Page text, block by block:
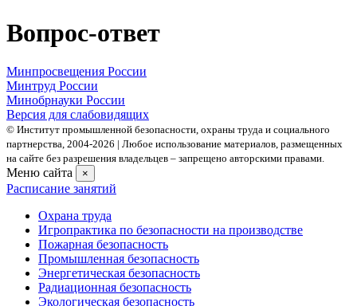
Вопрос-ответ
Минпросвещения России
Минтруд России
Минобрнауки России
Версия для слабовидящих
© Институт промышленной безопасности, охраны труда и социального
партнерства, 2004- 2026 | Любое использование материалов, размещенных
на сайте без разрешения владельцев – запрещено авторскими правами.
Меню сайта ×
Расписание занятий
Охрана труда
Игропрактика по безопасности на производстве
Пожарная безопасность
Промышленная безопасность
Энергетическая безопасность
Радиационная безопасность
Экологическая безопасность